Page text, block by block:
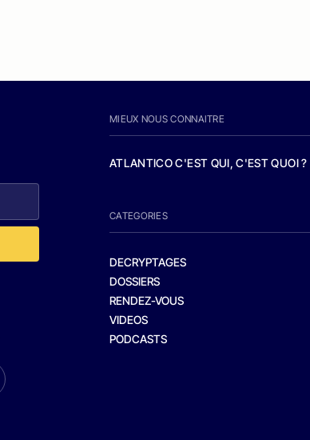
MIEUX NOUS CONNAITRE
ATLANTICO C'EST QUI, C'EST QUOI ?
CATEGORIES
DECRYPTAGES
DOSSIERS
RENDEZ-VOUS
VIDEOS
PODCASTS